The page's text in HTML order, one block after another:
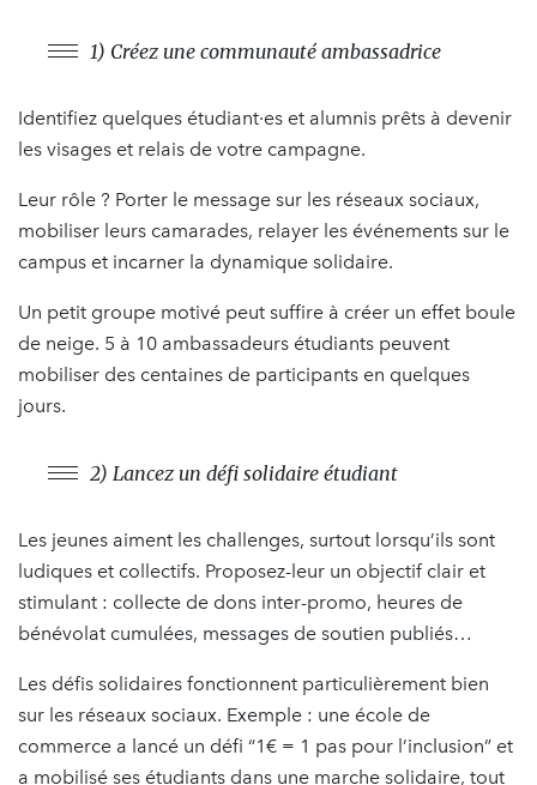
1) Créez une communauté ambassadrice
Identifiez quelques étudiant·es et alumnis prêts à devenir
les visages et relais de votre campagne.
Leur rôle ? Porter le message sur les réseaux sociaux,
mobiliser leurs camarades, relayer les événements sur le
campus et incarner la dynamique solidaire.
Un petit groupe motivé peut suffire à créer un effet boule
de neige. 5 à 10 ambassadeurs étudiants peuvent
mobiliser des centaines de participants en quelques
jours.
2) Lancez un défi solidaire étudiant
Les jeunes aiment les challenges, surtout lorsqu’ils sont
ludiques et collectifs. Proposez-leur un objectif clair et
stimulant : collecte de dons inter-promo, heures de
bénévolat cumulées, messages de soutien publiés…
Les défis solidaires fonctionnent particulièrement bien
sur les réseaux sociaux. Exemple : une école de
commerce a lancé un défi “1€ = 1 pas pour l’inclusion” et
a mobilisé ses étudiants dans une marche solidaire, tout